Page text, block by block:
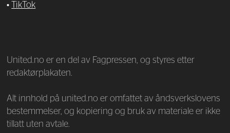
•
TikTok
United.no er en del av Fagpressen, og styres etter
redaktørplakaten.
Alt innhold på united.no er omfattet av åndsverkslovens
bestemmelser, og kopiering og bruk av materiale er ikke
tillatt uten avtale.